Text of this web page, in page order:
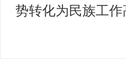
势转化为民族工